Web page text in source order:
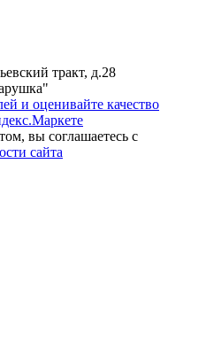
тракт, д.28
вы соглашаетесь с
сайта